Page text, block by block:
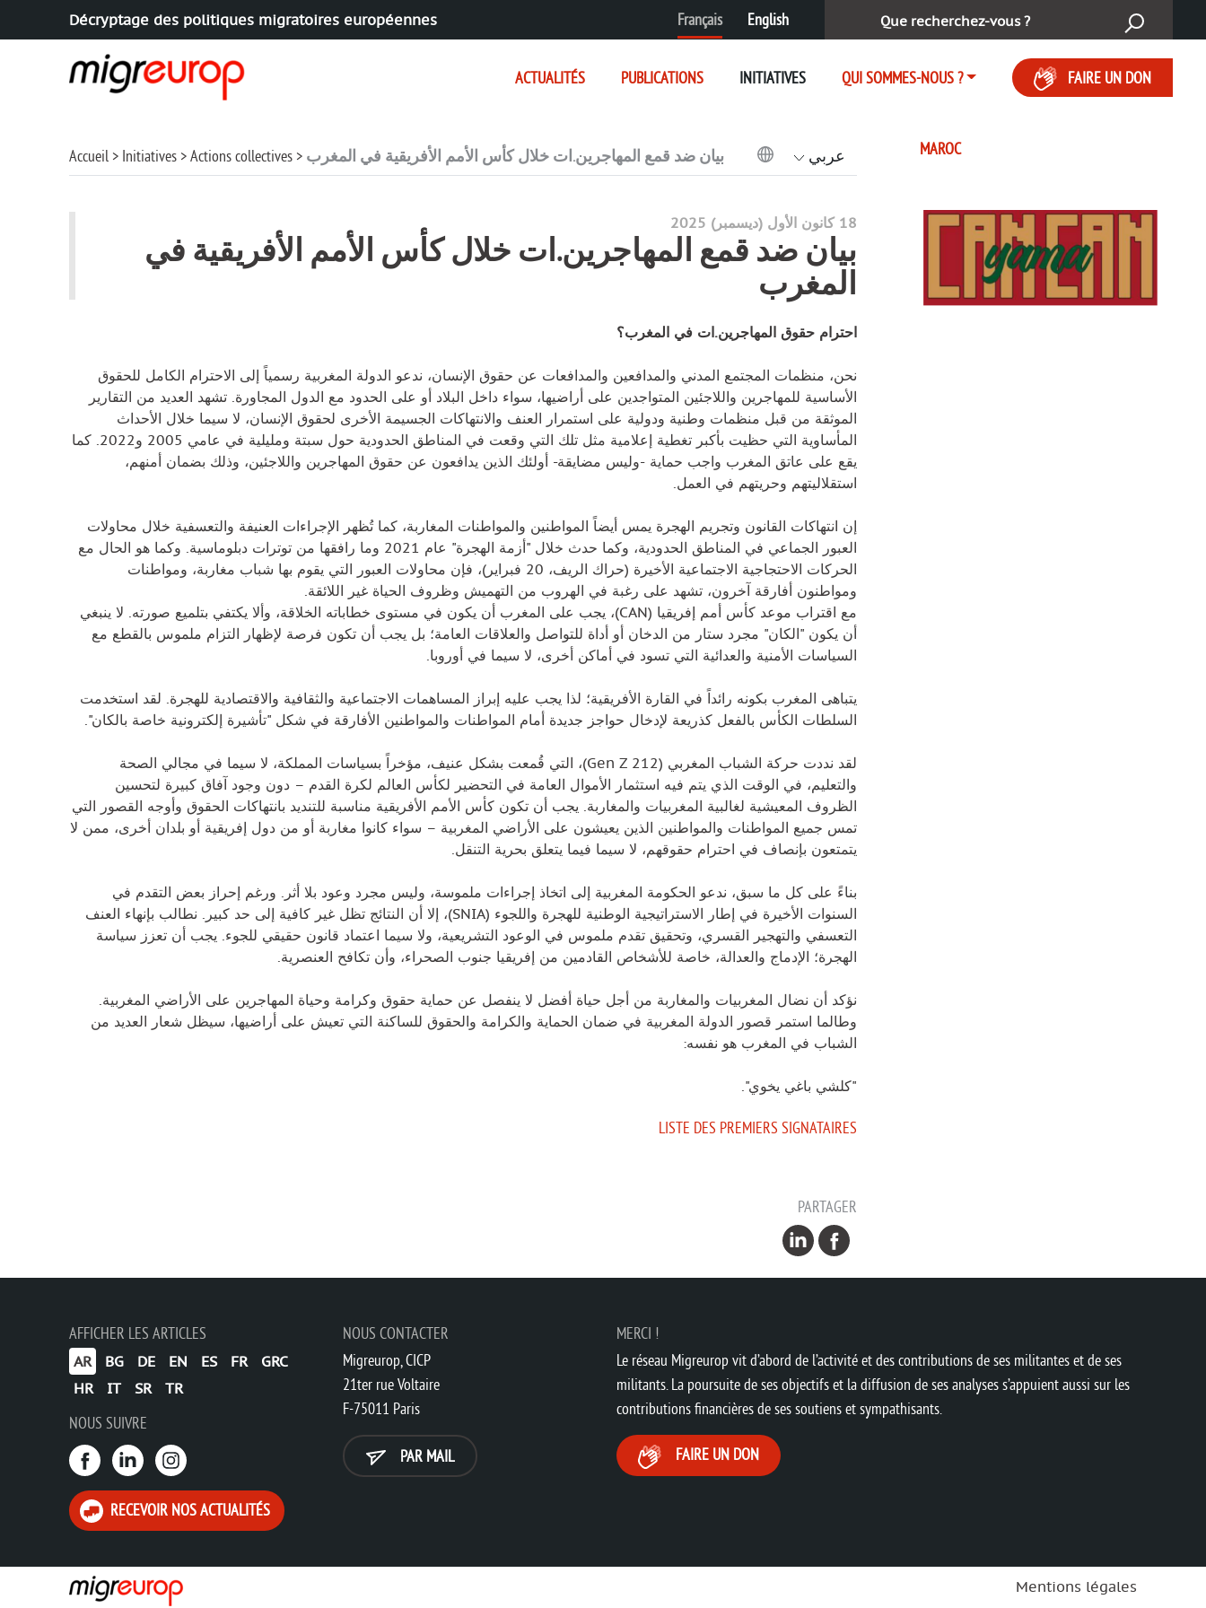
Aller à la navigation
Aller au contenu
Français English
Décryptage des politiques migratoires européennes
ACTUALITÉS PUBLICATIONS INITIATIVES QUI SOMMES-NOUS ? FAIRE UN DON
Rechercher :
Accueil Initiatives Actions collectives بيان ضد قمع المهاجرين.ات خلال كأس الأمم الأفريقية في المغرب عربي
18 كانون الأول (ديسمبر) 2025
بيان ضد قمع المهاجرين.ات خلال كأس الأمم الأفريقية في
المغرب
احترام حقوق المهاجرين.ات في المغرب؟
نحن، منظمات المجتمع المدني والمدافعين والمدافعات عن حقوق الإنسان، ندعو الدولة المغربية رسمياً إلى الاحترام الكامل للحقوق
الأساسية للمهاجرين واللاجئين المتواجدين على أراضيها، سواء داخل البلاد أو على الحدود مع الدول المجاورة. تشهد العديد من التقارير
الموثقة من قبل منظمات وطنية ودولية على استمرار العنف والانتهاكات الجسيمة الأخرى لحقوق الإنسان، لا سيما خلال الأحداث
المأساوية التي حظيت بأكبر تغطية إعلامية مثل تلك التي وقعت في المناطق الحدودية حول سبتة ومليلية في عامي 2005 و2022. كما
يقع على عاتق المغرب واجب حماية -وليس مضايقة- أولئك الذين يدافعون عن حقوق المهاجرين واللاجئين، وذلك بضمان أمنهم،
استقلاليتهم وحريتهم في العمل.
إن انتهاكات القانون وتجريم الهجرة يمس أيضاً المواطنين والمواطنات المغاربة، كما تُظهر الإجراءات العنيفة والتعسفية خلال محاولات
العبور الجماعي في المناطق الحدودية، وكما حدث خلال "أزمة الهجرة" عام 2021 وما رافقها من توترات دبلوماسية. وكما هو الحال مع
الحركات الاحتجاجية الاجتماعية الأخيرة (حراك الريف، 20 فبراير)، فإن محاولات العبور التي يقوم بها شباب مغاربة، ومواطنات
ومواطنون أفارقة آخرون، تشهد على رغبة في الهروب من التهميش وظروف الحياة غير اللائقة.
مع اقتراب موعد كأس أمم إفريقيا (CAN)، يجب على المغرب أن يكون في مستوى خطاباته الخلاقة، وألا يكتفي بتلميع صورته. لا ينبغي
أن يكون "الكان" مجرد ستار من الدخان أو أداة للتواصل والعلاقات العامة؛ بل يجب أن تكون فرصة لإظهار التزام ملموس بالقطع مع
السياسات الأمنية والعدائية التي تسود في أماكن أخرى، لا سيما في أوروبا.
يتباهى المغرب بكونه رائداً في القارة الأفريقية؛ لذا يجب عليه إبراز المساهمات الاجتماعية والثقافية والاقتصادية للهجرة. لقد استخدمت
السلطات الكأس بالفعل كذريعة لإدخال حواجز جديدة أمام المواطنات والمواطنين الأفارقة في شكل "تأشيرة إلكترونية خاصة بالكان".
لقد نددت حركة الشباب المغربي (Gen Z 212)، التي قُمعت بشكل عنيف، مؤخراً بسياسات المملكة، لا سيما في مجالي الصحة
والتعليم، في الوقت الذي يتم فيه استثمار الأموال العامة في التحضير لكأس العالم لكرة القدم – دون وجود آفاق كبيرة لتحسين
الظروف المعيشية لغالبية المغربيات والمغاربة. يجب أن تكون كأس الأمم الأفريقية مناسبة للتنديد بانتهاكات الحقوق وأوجه القصور التي
تمس جميع المواطنات والمواطنين الذين يعيشون على الأراضي المغربية – سواء كانوا مغاربة أو من دول إفريقية أو بلدان أخرى، ممن لا
يتمتعون بإنصاف في احترام حقوقهم، لا سيما فيما يتعلق بحرية التنقل.
بناءً على كل ما سبق، ندعو الحكومة المغربية إلى اتخاذ إجراءات ملموسة، وليس مجرد وعود بلا أثر. ورغم إحراز بعض التقدم في
السنوات الأخيرة في إطار الاستراتيجية الوطنية للهجرة واللجوء (SNIA)، إلا أن النتائج تظل غير كافية إلى حد كبير. نطالب بإنهاء العنف
التعسفي والتهجير القسري، وتحقيق تقدم ملموس في الوعود التشريعية، ولا سيما اعتماد قانون حقيقي للجوء. يجب أن تعزز سياسة
الهجرة؛ الإدماج والعدالة، خاصة للأشخاص القادمين من إفريقيا جنوب الصحراء، وأن تكافح العنصرية.
نؤكد أن نضال المغربيات والمغاربة من أجل حياة أفضل لا ينفصل عن حماية حقوق وكرامة وحياة المهاجرين على الأراضي المغربية.
وطالما استمر قصور الدولة المغربية في ضمان الحماية والكرامة والحقوق للساكنة التي تعيش على أراضيها، سيظل شعار العديد من
الشباب في المغرب هو نفسه:
"كلشي باغي يخوي".
LISTE DES PREMIERS SIGNATAIRES
PARTAGER
MAROC
AFFICHER LES ARTICLES
AR BG DE EN ES FR
GRC
HR
IT SR TR
NOUS CONTACTER
Migreurop, CICP
21ter rue Voltaire
F-75011 Paris
PAR MAIL
MERCI !
Le réseau Migreurop vit d’abord de l’activité et des contributions de ses militantes et de ses
militants. La poursuite de ses objectifs et la diffusion de ses analyses s’appuient aussi sur les
contributions financières de ses soutiens et sympathisants.
FAIRE UN DON
NOUS SUIVRE
RECEVOIR NOS ACTUALITÉS
Mentions légales